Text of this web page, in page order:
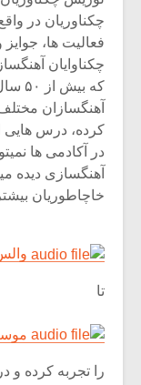
چکناوریان در
فعالیت ها،
چکناوایان
که
آهنگسازان
کرده، درس هایی
در آکادمی ها
آهنگسازی دیده
خاچاطوریان
تا
را تجربه کرده و